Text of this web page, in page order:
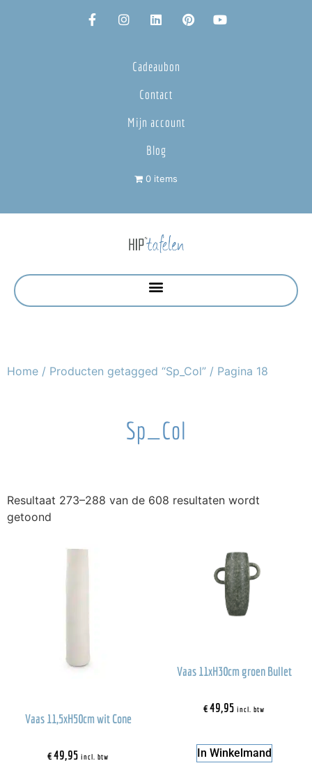
Cadeaubon
Contact
Mijn account
Blog
0 items
Home / Producten getagged “Sp_Col” / Pagina 18
Sp_Col
Resultaat 273–288 van de 608 resultaten wordt
getoond
Vaas 11,5xH50cm wit Cone
€49,95 incl. btw
Vaas 11xH30cm groen Bullet
€49,95 incl. btw
In Winkelmand